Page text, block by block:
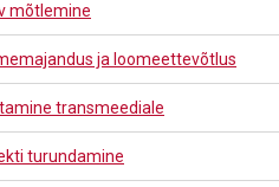
mõtlemine
ja loomeettevõtlus
transmeediale
turundamine